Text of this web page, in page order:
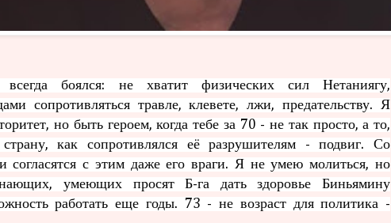
боялся: не хватит физических сил Нетаниягу,
сопротивляться травле, клевете, лжи, предательству. Я
но быть героем, когда тебе за 70 - не так просто, а то,
как сопротивлялся её разрушителям - подвиг. Со
согласятся с этим даже его враги. Я не умею молиться, но
умеющих просят Б-га дать здоровье Биньямину
работать еще годы. 73 - не возраст для политика -